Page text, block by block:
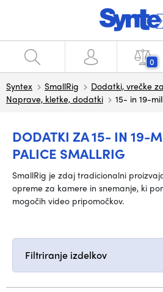
0
Syntex SmallRig
Dodatki, vrečke
Naprave, kletke, dodatki
15- in 19-
DODATKI ZA 15- IN 19-
PALICE SMALLRIG
SmallRig je zdaj tradicionalni
opreme za kamere in snemanje, ki
mogočih video pripomočkov.
Filtriranje izdelkov